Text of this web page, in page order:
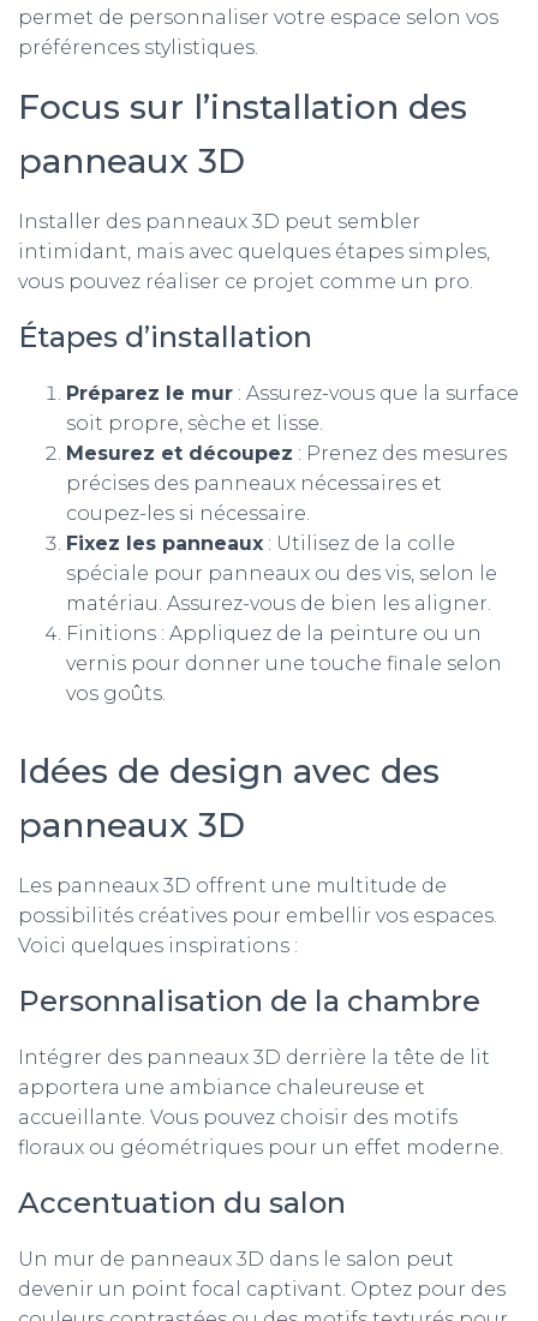
permet de personnaliser votre espace selon vos
préférences stylistiques.
Focus sur l’installation des
panneaux 3D
Installer des panneaux 3D peut sembler
intimidant, mais avec quelques étapes simples,
vous pouvez réaliser ce projet comme un pro.
Étapes d’installation
Préparez le mur : Assurez-vous que la surface
soit propre, sèche et lisse.
Mesurez et découpez : Prenez des mesures
précises des panneaux nécessaires et
coupez-les si nécessaire.
Fixez les panneaux : Utilisez de la colle
spéciale pour panneaux ou des vis, selon le
matériau. Assurez-vous de bien les aligner.
Finitions : Appliquez de la peinture ou un
vernis pour donner une touche finale selon
vos goûts.
Idées de design avec des
panneaux 3D
Les panneaux 3D offrent une multitude de
possibilités créatives pour embellir vos espaces.
Voici quelques inspirations :
Personnalisation de la chambre
Intégrer des panneaux 3D derrière la tête de lit
apportera une ambiance chaleureuse et
accueillante. Vous pouvez choisir des motifs
floraux ou géométriques pour un effet moderne.
Accentuation du salon
Un mur de panneaux 3D dans le salon peut
devenir un point focal captivant. Optez pour des